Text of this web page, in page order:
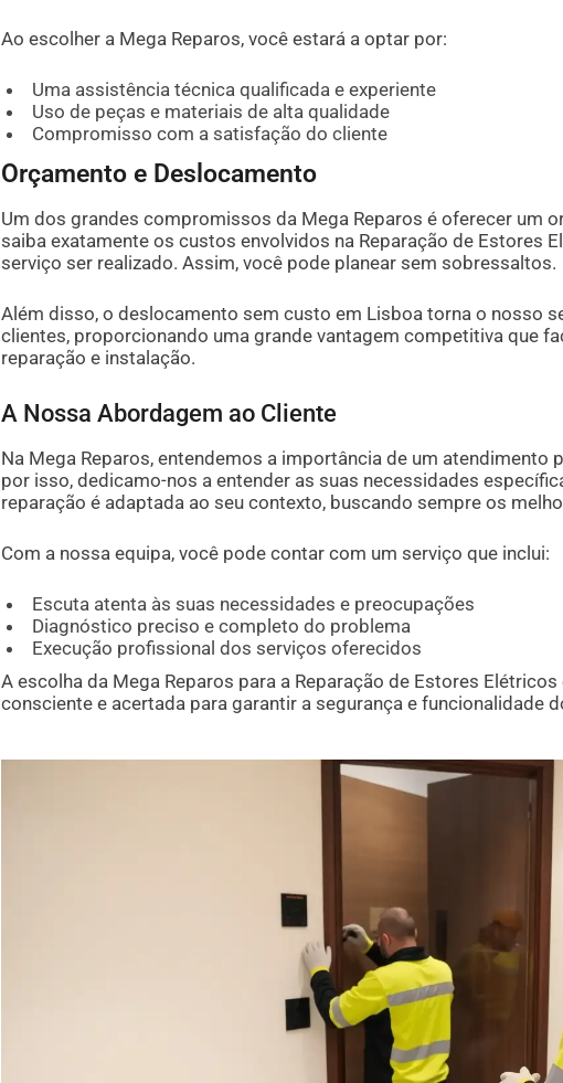
Ao escolher a Mega Reparos, você estará a optar por:
Uma assistência técnica qualificada e experiente
Uso de peças e materiais de alta qualidade
Compromisso com a satisfação do cliente
Orçamento e Deslocamento
Um dos grandes compromissos da Mega Reparos é oferecer um
saiba exatamente os custos envolvidos na Reparação de Estores
serviço ser realizado. Assim, você pode planear sem sobressaltos.
Além disso, o deslocamento sem custo em Lisboa torna o nosso
clientes, proporcionando uma grande vantagem competitiva que
reparação e instalação.
A Nossa Abordagem ao Cliente
Na Mega Reparos, entendemos a importância de um atendimento
por isso, dedicamo-nos a entender as suas necessidades
reparação é adaptada ao seu contexto, buscando sempre os
Com a nossa equipa, você pode contar com um serviço que inclui:
Escuta atenta às suas necessidades e preocupações
Diagnóstico preciso e completo do problema
Execução profissional dos serviços oferecidos
A escolha da Mega Reparos para a Reparação de Estores
consciente e acertada para garantir a segurança e funcionalidade